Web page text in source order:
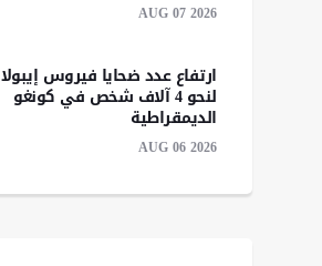
AUG 07 2026
ارتفاع عدد ضحايا فيروس إيبولا
لنحو 4 آلاف شخص في كونغو
الديمقراطية
AUG 06 2026